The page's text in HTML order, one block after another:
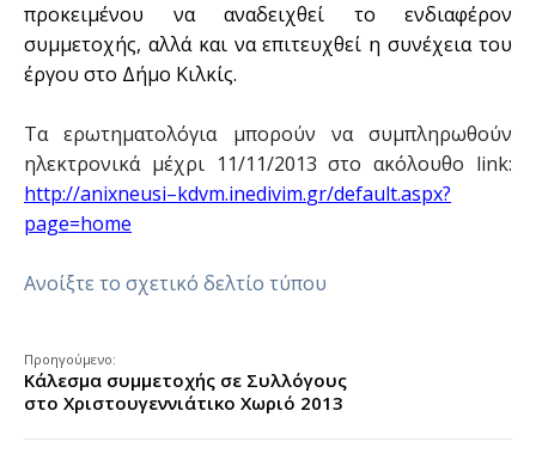
προκειμένου να αναδειχθεί το ενδιαφέρον
συμμετοχής, αλλά και να επιτευχθεί η συνέχεια του
έργου στο Δήμο Κιλκίς.
Τα ερωτηματολόγια μπορούν να συμπληρωθούν
ηλεκτρονικά μέχρι 11/11/2013 στο ακόλουθο link:
http://anixneusi–kdvm.inedivim.gr/default.aspx?
page=home
Ανοίξτε το σχετικό δελτίο τύπου
Προηγούμενο:
Κάλεσμα συμμετοχής σε Συλλόγους
στο Χριστουγεννιάτικο Χωριό 2013